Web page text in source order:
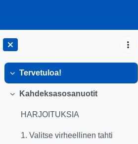
Tiivistä
Tervetuloa!
Tiivistä
Kahdeksasosanuotit
HARJOITUKSIA
1. Valitse virheellinen tahti